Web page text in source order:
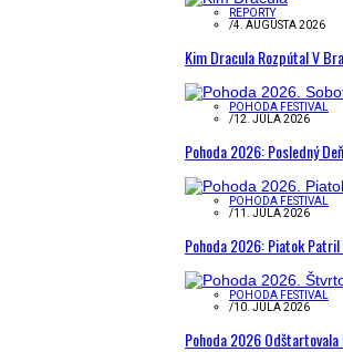
REPORTY
/4. AUGUSTA 2026
Kim Dracula Rozpútal V
POHODA FESTIVAL
/12. JÚLA 2026
Pohoda 2026: Posledný
POHODA FESTIVAL
/11. JÚLA 2026
Pohoda 2026: Piatok Patril
POHODA FESTIVAL
/10. JÚLA 2026
Pohoda 2026